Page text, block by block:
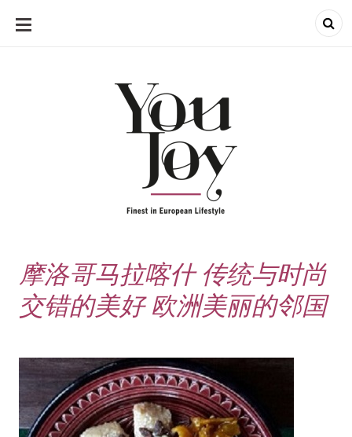
SKIP
摩洛哥马拉喀什 传统与时尚
交错的美好 欧洲美丽的邻国